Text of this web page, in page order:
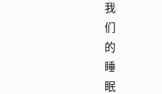
我
们
的
睡
眠